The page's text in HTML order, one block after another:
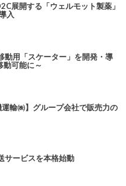
展開する「ウェルモット製薬」
入
動用「スケーター」を開発・導
動可能に～
輸㈱】グループ会社で販売力の
サービスを本格始動